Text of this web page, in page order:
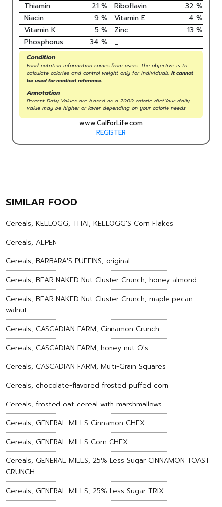
Thiamin
21 % Riboflavin 32 %
Niacin
9 % Vitamin E 4 %
Vitamin K
5 % Zinc 13 %
Phosphorus
34 % _
Condition
Food nutrition information comes from users. The objective is to
calculate calories and control weight only for individuals. It cannot
be used for medical reference.
Annotation
Percent Daily Values are based on a 2000 calorie diet.Your daily
value may be higher or lower depending on your calorie needs.
www.CalForLife.com
REGISTER
SIMILAR FOOD
Cereals, KELLOGG, THAI, KELLOGG'S Corn Flakes
Cereals, ALPEN
Cereals, BARBARA'S PUFFINS, original
Cereals, BEAR NAKED Nut Cluster Crunch, honey almond
Cereals, BEAR NAKED Nut Cluster Crunch, maple pecan
walnut
Cereals, CASCADIAN FARM, Cinnamon Crunch
Cereals, CASCADIAN FARM, honey nut O's
Cereals, CASCADIAN FARM, Multi-Grain Squares
Cereals, chocolate-flavored frosted puffed corn
Cereals, frosted oat cereal with marshmallows
Cereals, GENERAL MILLS Cinnamon CHEX
Cereals, GENERAL MILLS Corn CHEX
Cereals, GENERAL MILLS, 25% Less Sugar CINNAMON TOAST
CRUNCH
Cereals, GENERAL MILLS, 25% Less Sugar TRIX